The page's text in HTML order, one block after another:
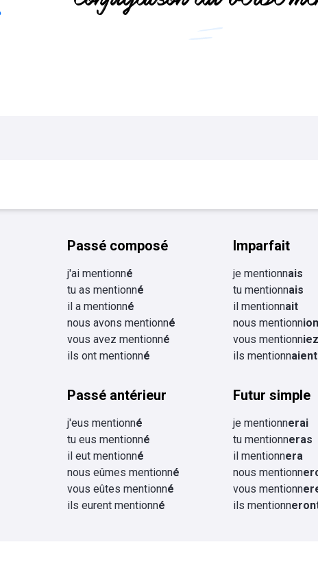
Flashcards Collège
Passé composé
j'ai mentionné
tu as mentionné
il a mentionné
nous avons mentionné
vous avez mentionné
ils ont mentionné
Imparfait
je mentionnais
tu mentionnais
il mentionnait
nous mentionn
vous mentionniez
ils mentionnaient
Passé antérieur
j'eus mentionné
tu eus mentionné
il eut mentionné
nous eûmes mentionné
vous eûtes mentionné
ils eurent mentionné
Futur simple
je mentionnerai
tu mentionneras
il mentionnera
nous mentionn
vous mentionn
ils mentionn